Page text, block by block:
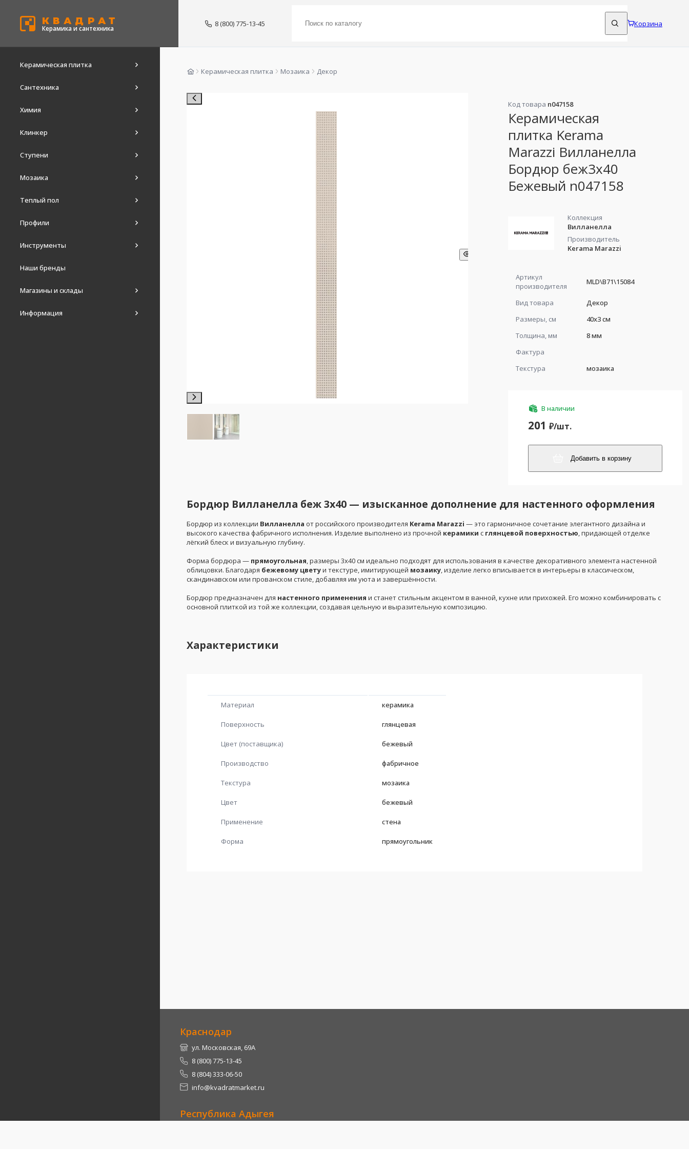
КВАДРАТ
Керамика и сантехника
8 (800) 775-13-45 Корзина
Керамическая плитка
Сантехника
Химия
Клинкер
Ступени
Мозаика
Теплый пол
Профили
Инструменты
Наши бренды
Магазины и склады
Информация
Керамическая плитка Мозаика Декор
Код товара n047158
Керамическая
плитка Kerama
Marazzi Вилланелла
Бордюр беж3х40
Бежевый n047158
Коллекция
Вилланелла
Производитель
Kerama Marazzi
Артикул
производителя
MLD\B71\15084
Вид товара
Декор
Размеры, см
40x3 см
Толщина, мм
8 мм
Фактура
Текстура
мозаика
В наличии
201 ₽/шт.
Добавить в корзину
Бордюр Вилланелла беж 3х40 — изысканное дополнение для настенного оформления
Бордюр из коллекции Вилланелла от российского производителя Kerama Marazzi — это гармоничное сочетание элегантного дизайна и
высокого качества фабричного исполнения. Изделие выполнено из прочной керамики с глянцевой поверхностью, придающей отделке
лёгкий блеск и визуальную глубину.
Форма бордюра — прямоугольная, размеры 3х40 см идеально подходят для использования в качестве декоративного элемента настенной
облицовки. Благодаря бежевому цветуи текстуре, имитирующей мозаику, изделие легко вписывается в интерьеры в классическом,
скандинавском или прованском стиле, добавляя им уюта и завершённости.
Бордюр предназначен для настенного применения и станет стильным акцентом в ванной, кухне или прихожей. Его можно комбинировать с
основной плиткой из той же коллекции, создавая цельную и выразительную композицию.
Характеристики
Материал керамика
Поверхность глянцевая
Цвет (поставщика) бежевый
Производство фабричное
Текстура мозаика
Цвет бежевый
Применение стена
Форма прямоугольник
Краснодар
ул. Московская, 69А
8 (800) 775-13-45
8 (804) 333-06-50
info@kvadratmarket.ru
Республика Адыгея